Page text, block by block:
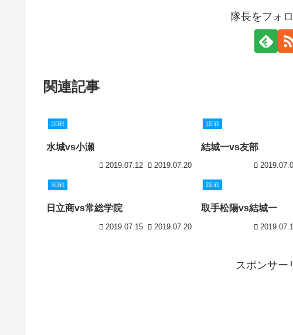
隊長をフォ
関連記事
2回戦
水城vs小瀬
2019.07.12 2019.07.20
1回戦
結城一vs友部
3回戦
日立商vs常総学院
2019.07.15 2019.07.20
2回戦
取手松陽vs結城一
スポンサー